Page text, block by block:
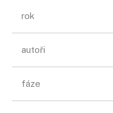
rok
autoři
fáze